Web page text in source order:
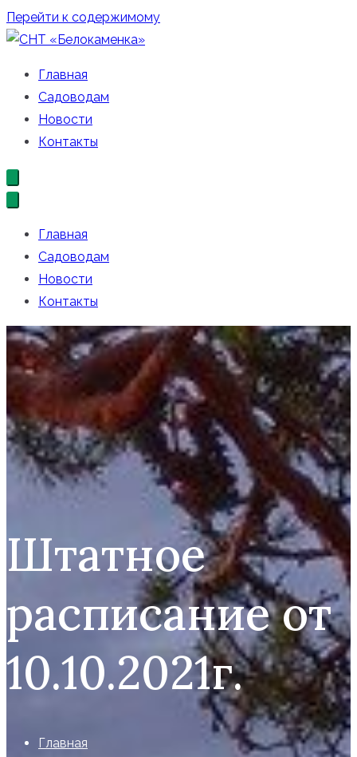
Перейти к содержимому
СНТ «Белокаменка»
Официальный сайт СНТ «Белокаменка»
Главная
Садоводам
Новости
Контакты
Главная
Садоводам
Новости
Контакты
Штатное
расписание от
10.10.2021г.
Главная